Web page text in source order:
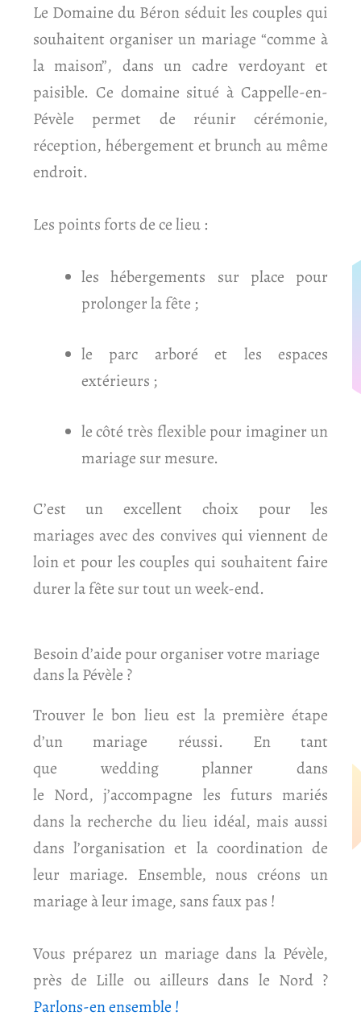
Le Domaine du Béron séduit les couples qui
souhaitent organiser un mariage “comme à
la maison”, dans un cadre verdoyant et
paisible. Ce domaine situé à Cappelle-en-
Pévèle permet de réunir cérémonie,
réception, hébergement et brunch au même
endroit.
Les points forts de ce lieu :
les hébergements sur place pour
prolonger la fête ;
le parc arboré et les espaces
extérieurs ;
le côté très flexible pour imaginer un
mariage sur mesure.
C’est un excellent choix pour les
mariages avec des convives qui viennent de
loin et pour les couples qui souhaitent faire
durer la fête sur tout un week-end.
Besoin d’aide pour organiser votre mariage
dans la Pévèle ?
Trouver le bon lieu est la première étape
d’un mariage réussi. En tant
que wedding planner dans
le Nord, j’accompagne les futurs mariés
dans la recherche du lieu idéal, mais aussi
dans l’organisation et la coordination de
leur mariage. Ensemble, nous créons un
mariage à leur image, sans faux pas !
Vous préparez un mariage dans la Pévèle,
près de Lille ou ailleurs dans le Nord ?
Parlons-en ensemble !